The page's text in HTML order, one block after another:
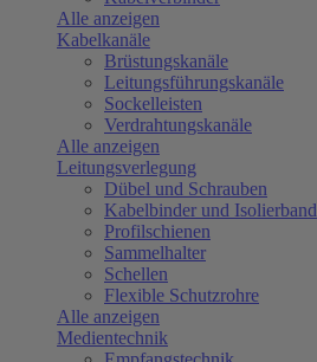
Alle anzeigen
Kabelkanäle
Brüstungskanäle
Leitungsführungskanäle
Sockelleisten
Verdrahtungskanäle
Alle anzeigen
Leitungsverlegung
Dübel und Schrauben
Kabelbinder und Isolierband
Profilschienen
Sammelhalter
Schellen
Flexible Schutzrohre
Alle anzeigen
Medientechnik